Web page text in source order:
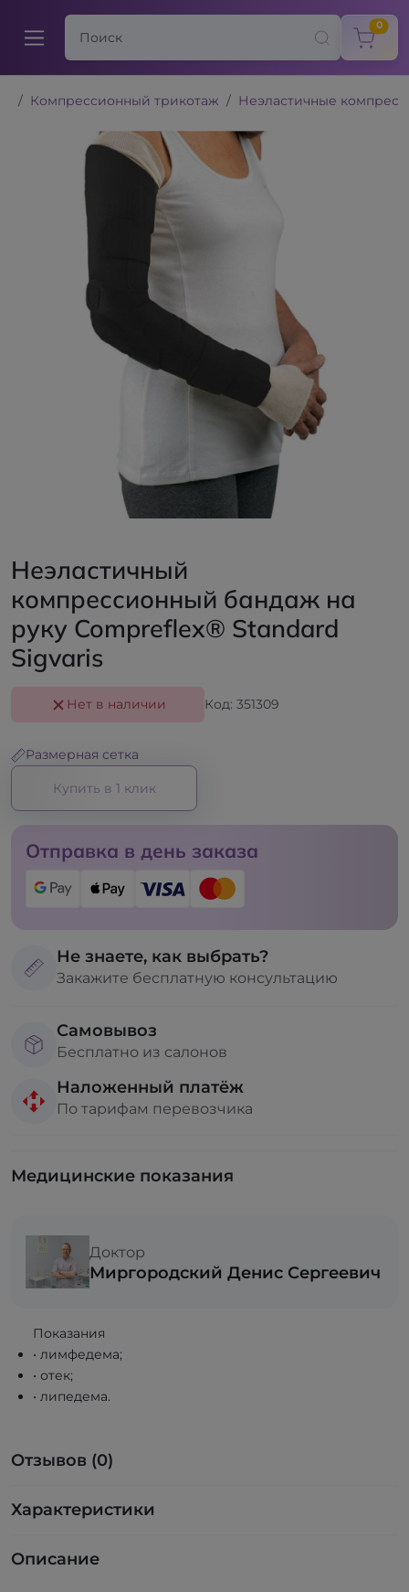
0
Компрессионный трикотаж Неэластичные
Неэластичный
компрессионный бандаж на
руку Compreflex® Standard
Sigvaris
Нет в наличии Код: 351309
Размерная сетка
Купить в 1 клик
Отправка в день заказа
Не знаете, как выбрать?
Закажите бесплатную консультацию
Самовывоз
Бесплатно из салонов
Наложенный платёж
По тарифам перевозчика
Медицинские показания
Доктор
Миргородский Денис Сергеевич
Показания
• лимфедема;
• отек;
• липедема.
Отзывов (0)
Характеристики
Описание